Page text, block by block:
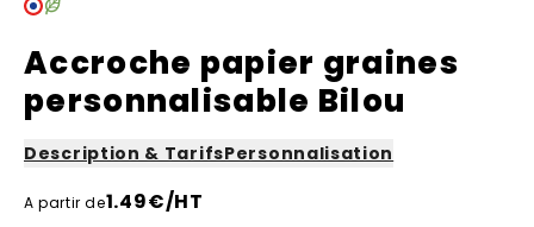
Accroche papier graines
personnalisable Bilou
Description & TarifsPersonnalisation
A partir de1.49€/HT